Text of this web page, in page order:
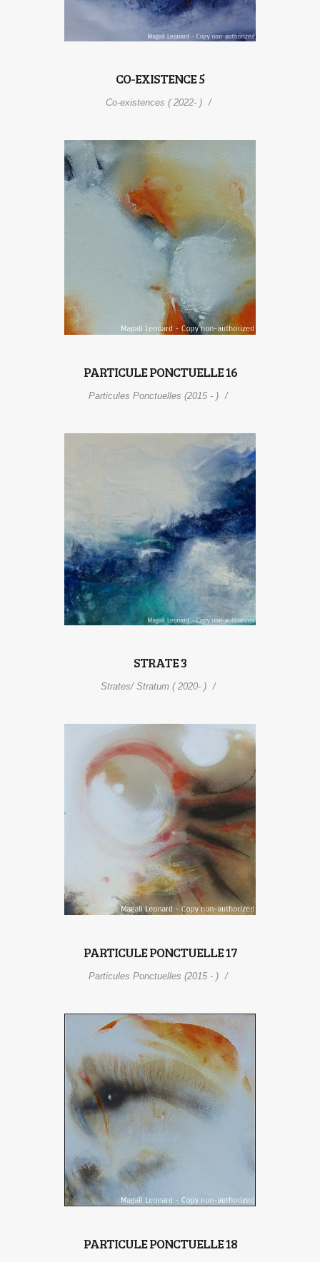
CO-EXISTENCE 5
Co-existences ( 2022- )
PARTICULE PONCTUELLE 16
Particules Ponctuelles (2015 - )
STRATE 3
Strates/ Stratum ( 2020- )
PARTICULE PONCTUELLE 17
Particules Ponctuelles (2015 - )
PARTICULE PONCTUELLE 18